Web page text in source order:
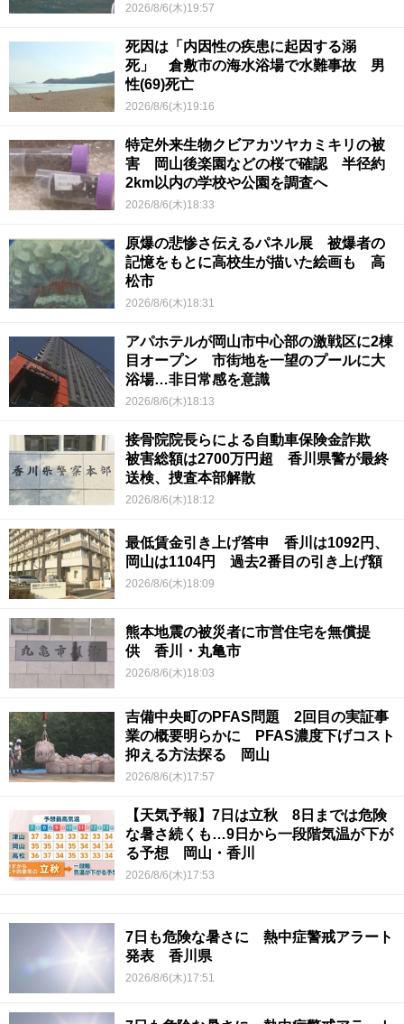
2026/8/6(木)19:57
死因は「内因性の疾患に起因する溺
死」 倉敷市の海水浴場で水難事故 男
性(69)死亡
2026/8/6(木)19:16
特定外来生物クビアカツヤカミキリの被
害 岡山後楽園などの桜で確認 半径約
2km以内の学校や公園を調査へ
2026/8/6(木)18:33
原爆の悲惨さ伝えるパネル展 被爆者の
記憶をもとに高校生が描いた絵画も 高
松市
2026/8/6(木)18:31
アパホテルが岡山市中心部の激戦区に2棟
目オープン 市街地を一望のプールに大
浴場…非日常感を意識
2026/8/6(木)18:13
接骨院院長らによる自動車保険金詐欺
被害総額は2700万円超 香川県警が最終
送検、捜査本部解散
2026/8/6(木)18:12
最低賃金引き上げ答申 香川は1092円、
岡山は1104円 過去2番目の引き上げ額
2026/8/6(木)18:09
熊本地震の被災者に市営住宅を無償提
供 香川・丸亀市
2026/8/6(木)18:03
吉備中央町のPFAS問題 2回目の実証事
業の概要明らかに PFAS濃度下げコスト
抑える方法探る 岡山
2026/8/6(木)17:57
【天気予報】7日は立秋 8日までは危険
な暑さ続くも…9日から一段階気温が下が
る予想 岡山・香川
2026/8/6(木)17:53
7日も危険な暑さに 熱中症警戒アラート
発表 香川県
2026/8/6(木)17:51